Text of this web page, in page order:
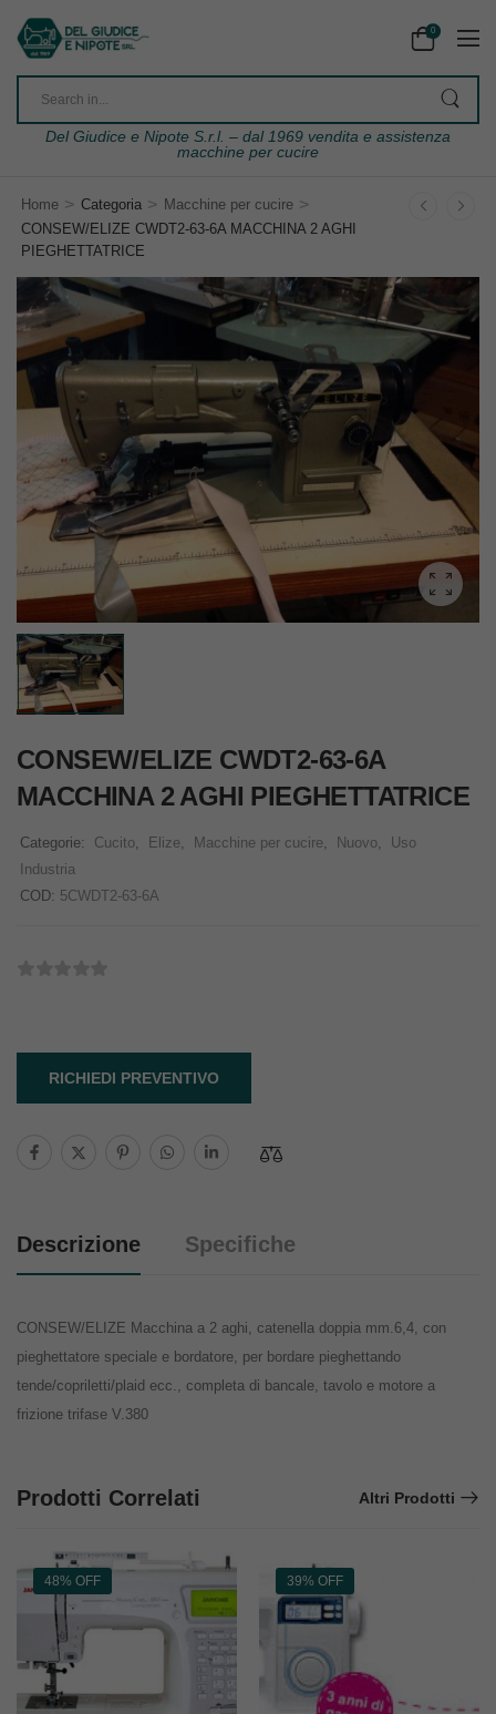
0
Del Giudice e Nipote S.r.l. – dal 1969 vendita e assistenza
macchine per cucire
Home > Categoria > Macchine per cucire >
CONSEW/ELIZE CWDT2-63-6A MACCHINA 2 AGHI
PIEGHETTATRICE
CONSEW/ELIZE CWDT2-63-6A
MACCHINA 2 AGHI PIEGHETTATRICE
Categorie: Cucito Elize Macchine per cucire Nuovo
Uso
Industria
COD: 5CWDT2-63-6A
RICHIEDI PREVENTIVO
Descrizione Specifiche
CONSEW/ELIZE Macchina a 2 aghi, catenella doppia mm.6,4, con
pieghettatore speciale e bordatore, per bordare pieghettando
tende/copriletti/plaid ecc., completa di bancale, tavolo e motore a
frizione trifase V.380
Prodotti Correlati Altri Prodotti
48% OFF 39% OFF